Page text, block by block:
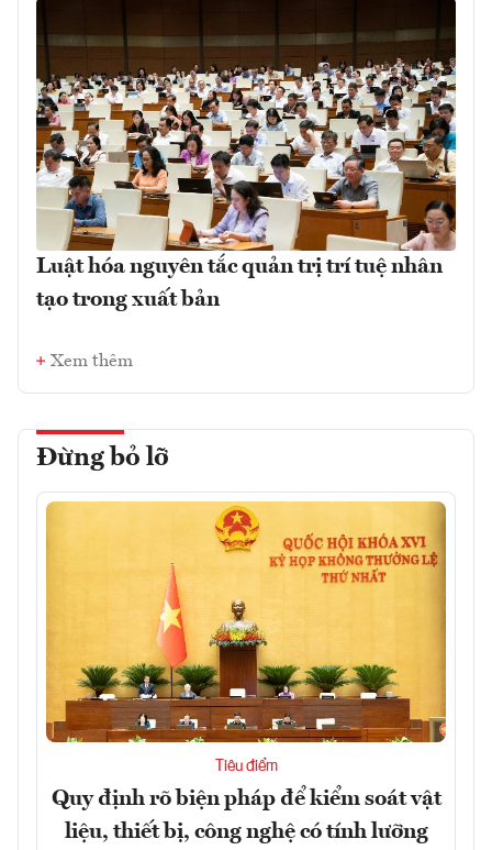
Luật hóa nguyên tắc quản trị trí tuệ nhân
tạo trong xuất bản
Xem thêm
Đừng bỏ lỡ
Tiêu điểm
Quy định rõ biện pháp để kiểm soát vật
liệu, thiết bị, công nghệ có tính lưỡng